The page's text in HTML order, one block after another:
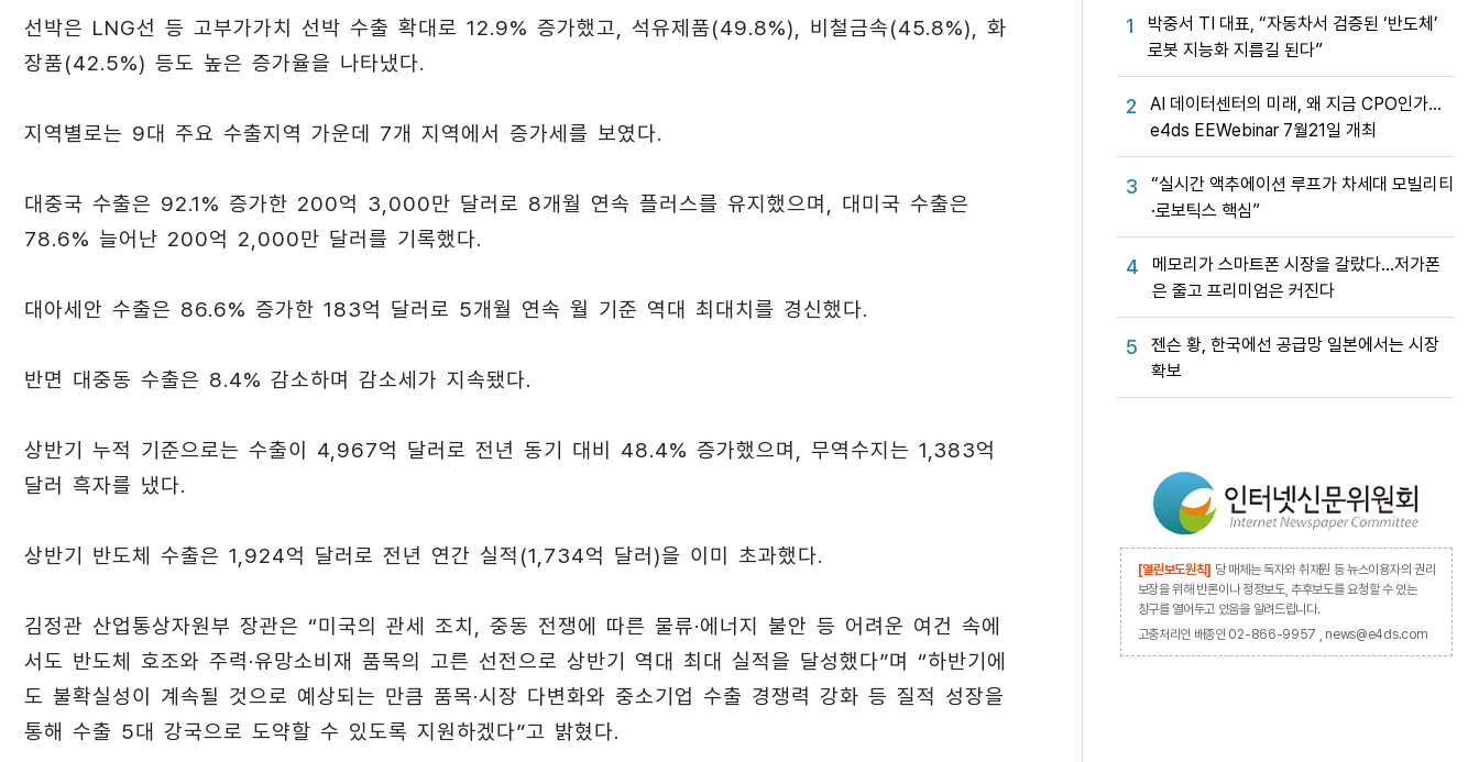
선박은 LNG선 등 고부가가치 선박 수출 확대로 12.9% 증가했고, 석유제품(49.8%), 비철금속(45.8%), 화
장품(42.5%) 등도 높은 증가율을 나타냈다.
지역별로는 9대 주요 수출지역 가운데 7개 지역에서 증가세를 보였다.
대중국 수출은 92.1% 증가한 200억 3,000만 달러로 8개월 연속 플러스를 유지했으며, 대미국 수출은
78.6% 늘어난 200억 2,000만 달러를 기록했다.
대아세안 수출은 86.6% 증가한 183억 달러로 5개월 연속 월 기준 역대 최대치를 경신했다.
반면 대중동 수출은 8.4% 감소하며 감소세가 지속됐다.
상반기 누적 기준으로는 수출이 4,967억 달러로 전년 동기 대비 48.4% 증가했으며, 무역수지는 1,383억
달러 흑자를 냈다.
상반기 반도체 수출은 1,924억 달러로 전년 연간 실적(1,734억 달러)을 이미 초과했다.
김정관 산업통상자원부 장관은 “미국의 관세 조치, 중동 전쟁에 따른 물류·에너지 불안 등 어려운 여건 속에
서도 반도체 호조와 주력·유망소비재 품목의 고른 선전으로 상반기 역대 최대 실적을 달성했다”며 “하반기에
도 불확실성이 계속될 것으로 예상되는 만큼 품목·시장 다변화와 중소기업 수출 경쟁력 강화 등 질적 성장을
통해 수출 5대 강국으로 도약할 수 있도록 지원하겠다”고 밝혔다.
1
박중서 TI 대표, “자동차서 검증된 ‘반도체’
로봇 지능화 지름길 된다”
2
AI 데이터센터의 미래, 왜 지금 CPO인가…
e4ds EEWebinar 7월21일 개최
3
“실시간 액추에이션 루프가 차세대 모빌리티
·로보틱스 핵심”
4
메모리가 스마트폰 시장을 갈랐다…저가폰
은 줄고 프리미엄은 커진다
5
젠슨 황, 한국에선 공급망 일본에서는 시장
확보
[열린보도원칙] 당 매체는 독자와 취재원 등 뉴스이용자의 권리
보장을 위해 반론이나 정정보도, 추후보도를 요청할 수 있는
창구를 열어두고 있음을 알려드립니다.
고충처리인 배종인 02-866-9957 , news@e4ds.com